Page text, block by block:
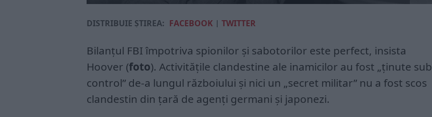
DISTRIBUIE ȘTIREA: FACEBOOK | TWITTER
Bilanțul FBI împotriva spionilor și sabotorilor este perfect, insista
Hoover (foto). Activitățile clandestine ale inamicilor au fost „ținute sub
control” de-a lungul războiului și nici un „secret militar” nu a fost scos
clandestin din țară de agenți germani și japonezi.